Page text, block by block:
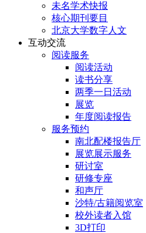
未名学术快报
核心期刊要目
北京大学数字人文
互动交流
阅读服务
阅读活动
读书分享
两季一日活动
展览
年度阅读报告
服务预约
南北配楼报告厅
展览展示服务
研讨室
研修专座
和声厅
沙特/古籍阅览室
校外读者入馆
3D打印